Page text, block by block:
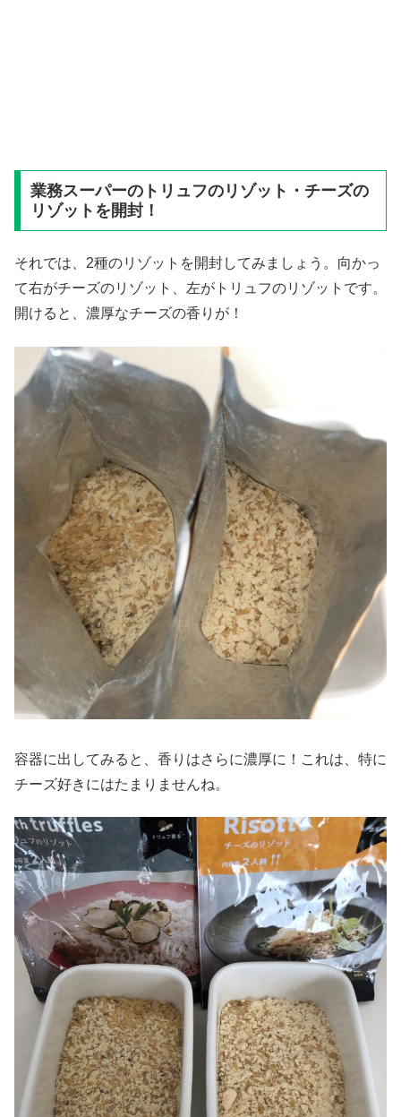
業務スーパーのトリュフのリゾット・チーズの
リゾットを開封！
それでは、2種のリゾットを開封してみましょう。向かっ
て右がチーズのリゾット、左がトリュフのリゾットです。
開けると、濃厚なチーズの香りが！
容器に出してみると、香りはさらに濃厚に！これは、特に
チーズ好きにはたまりませんね。